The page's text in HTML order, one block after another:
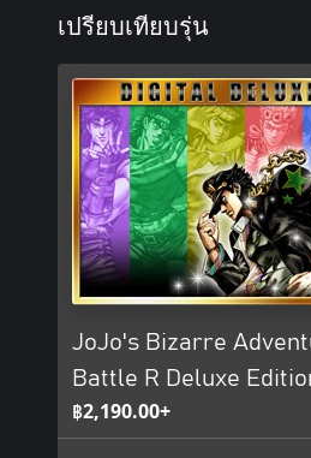
JoJo’s Bizarre Adventure: All-
allowing you to experience the
had come to life. Now you too
own hands, and feel as if
characteristic “ゴゴゴゴゴ“.
• 50 playable characters from all
Jonathan Joestar, Jotaro Kujo,
Adventure gather across
experience popular battles from
the first time!
• A variety of game modes
Mode, Versus Mode, Practice
features not only clashes
and conditions. All-Star Battle
illustrations that can be enjoyed
เปรียบเทียบรุ่น
JoJo's Bizarre
Battle R Deluxe
฿2,190.00+